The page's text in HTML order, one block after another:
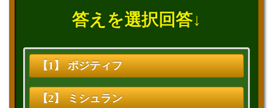
答えを選択回答↓
【1】 ポジティフ
【2】 ミシュラン